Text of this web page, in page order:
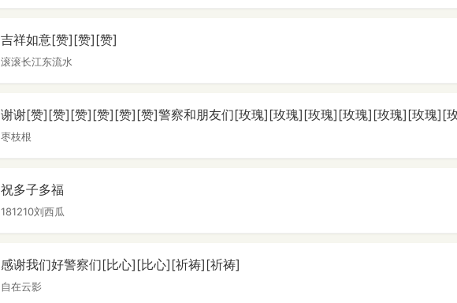
吉祥如意[赞][赞][赞]
滚滚长江东流水
谢谢[赞][赞][赞][赞][赞][赞]警察和朋友们[玫瑰][玫瑰][玫瑰][玫瑰][玫瑰][玫瑰][
枣枝根
祝多子多福
181210刘西瓜
感谢我们好警察们[比心][比心][祈祷][祈祷]
自在云影